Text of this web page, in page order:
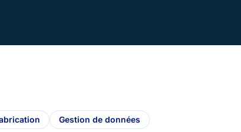
Gestion de données